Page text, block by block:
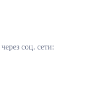
через соц. сети: